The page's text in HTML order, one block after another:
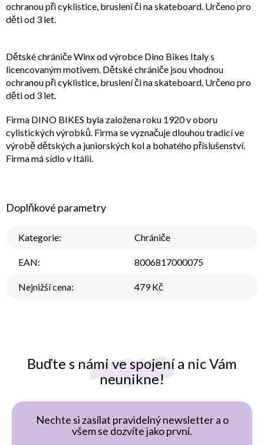
Buďte s námi ve spojení a nic Vám
neunikne!
Nechte si zasílat pravidelný newsletter a o
všem se dozvíte jako první.
ochranou při cyklistice, bruslení či na skateboard. Určeno pro
děti od 3 let.
Dětské chrániče Winx od výrobce Dino Bikes Italy s
licencovaným motivem. Dětské chrániče jsou vhodnou
ochranou při cyklistice, bruslení či na skateboard. Určeno pro
děti od 3 let.
Firma DINO BIKES byla založena roku 1920 v oboru
cylistických výrobků. Firma se vyznačuje dlouhou tradicí ve
výrobě dětských a juniorských kol a bohatého příslušenství.
Firma má sídlo v Itálii.
Doplňkové parametry
Kategorie: Chrániče
EAN: 8006817000075
Nejnižší cena: 479 Kč